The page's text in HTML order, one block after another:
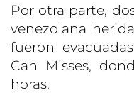
Por otra parte,
venezolana
fueron
Can Misses,
horas.